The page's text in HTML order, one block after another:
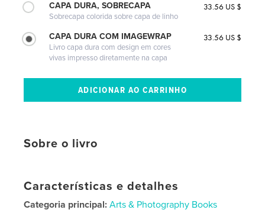
CAPA DURA, SOBRECAPA
Sobrecapa colorida sobre capa de linho
33.56 US $
CAPA DURA COM IMAGEWRAP
Livro capa dura com design em cores
vivas impresso diretamente na capa
33.56 US $
Sobre o livro
Características e detalhes
Categoria principal: Arts & Photography Books